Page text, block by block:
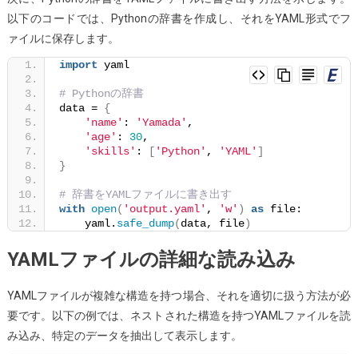
以下のコードでは、Pythonの辞書を作成し、それをYAML形式でフ
ァイルに保存します。
import yaml
# Pythonの辞書
data = {
'name' : 'Yamada' ,
'age' : 30,
'skills' : [ 'Python' , 'YAML' ]
}
# 辞書をYAMLファイルに書き出す
with open( 'output.yaml' , 'w' ) as file:
    yaml.
safe_dump(data, file)
YAMLファイルの詳細な読み込み
YAMLファイルが複雑な構造を持つ場合、それを適切に扱う方法が必
要です。以下の例では、ネストされた構造を持つYAMLファイルを読
み込み、特定のデータを抽出して表示します。